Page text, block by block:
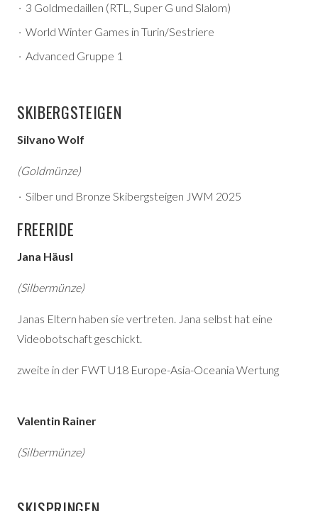
3 Goldmedaillen (RTL, Super G und Slalom)
World Winter Games in Turin/Sestriere
Advanced Gruppe 1
SKIBERGSTEIGEN
Silvano Wolf
(Goldmünze)
Silber und Bronze Skibergsteigen JWM 2025
FREERIDE
Jana Häusl
(Silbermünze)
Janas Eltern haben sie vertreten. Jana selbst hat eine
Videobotschaft geschickt.
zweite in der FWT U18 Europe-Asia-Oceania Wertung
Valentin Rainer
(Silbermünze)